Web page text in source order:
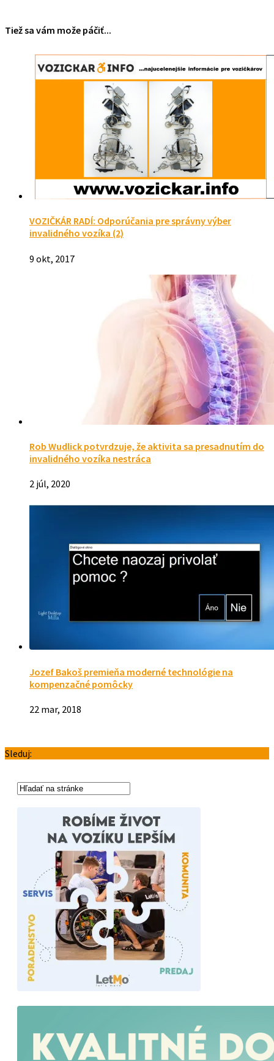
Tiež sa vám može páčiť...
VOZIČKÁR RADÍ: Odporúčania pre správny výber
invalidného vozíka (2)
9 okt, 2017
Rob Wudlick potvrdzuje, že aktivita sa presadnutím do
invalidného vozíka nestráca
2 júl, 2020
Jozef Bakoš premieňa moderné technológie na
kompenzačné pomôcky
22 mar, 2018
Sleduj: